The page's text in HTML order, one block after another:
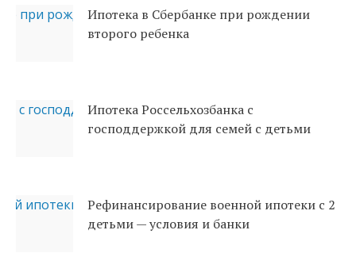
Ипотека в Сбербанке при рождении
второго ребенка
Ипотека Россельхозбанка с
господдержкой для семей с детьми
Рефинансирование военной ипотеки с 2
детьми — условия и банки